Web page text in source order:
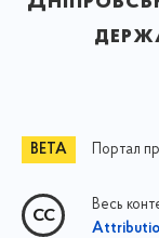
Портал
Весь